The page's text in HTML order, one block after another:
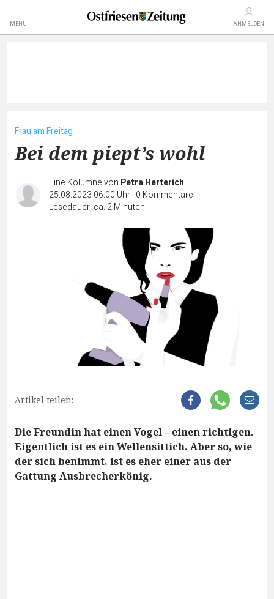
MENÜ ANMELDEN
Frau am Freitag
Bei dem piept’s wohl
Eine Kolumne von Petra Herterich |
25.08.2023 06:00 Uhr| 0 Kommentare |
Lesedauer: ca. 2 Minuten
Artikel teilen:
Die Freundin hat einen Vogel – einen richtigen.
Eigentlich ist es ein Wellensittich. Aber so, wie
der sich benimmt, ist es eher einer aus der
Gattung Ausbrecherkönig.